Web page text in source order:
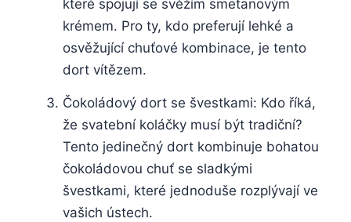
které spojují se svěžím smetanovým
krémem. Pro ty, kdo preferují lehké a
osvěžující chuťové kombinace, je tento
dort vítězem.
Čokoládový dort se švestkami: Kdo říká,
že svatební koláčky musí být tradiční?
Tento jedinečný dort kombinuje bohatou
čokoládovou chuť se sladkými
švestkami, které jednoduše rozplývají ve
vašich ústech.